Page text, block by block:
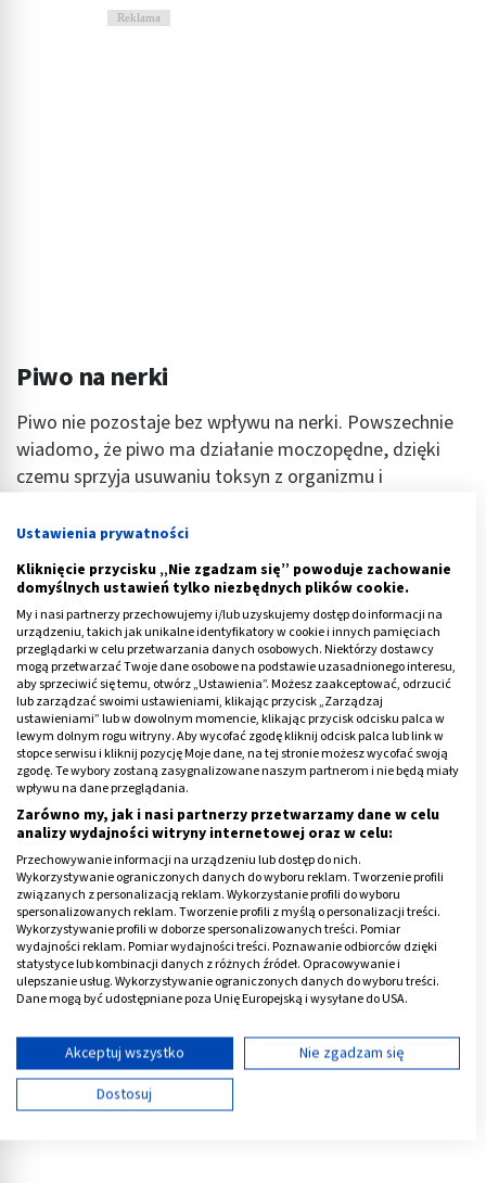
Reklama
Piwo na nerki
Piwo nie pozostaje bez wpływu na nerki. Powszechnie
wiadomo, że piwo ma działanie moczopędne, dzięki
czemu sprzyja usuwaniu toksyn z organizmu i
być jednak traktowane jako lekarstwo na chore nerki. O
ile może sprawdzić się w profilaktyce, o tyle lepiej go
unikać w poważniejszych schorzeniach.
Piwo jest także źródłem antyoksydantów sprzyjających
zachowaniu zdrowia i młodości. Nie można jednak
zapominać, że jest to przede wszystkim napój
alkoholowy i w nadmiarze wywołuje on znacznie więcej
szkody niż pożytku.
Nie warto również pić bardzo schłodzonego piwa w
pełnym słońcu, bo na pewno na zdrowie to nam nie
wyjdzie. Niemniej jednak, piwo samo w sobie ma
ogromny potencjał, z którego warto nauczyć się
korzystać.
Reklama
Ustawienia prywatności
Kliknięcie przycisku „Nie zgadzam się” powoduje zachowanie
domyślnych ustawień tylko niezbędnych plików cookie.
My i nasi partnerzy przechowujemy i/lub uzyskujemy dostęp do informacji na
urządzeniu, takich jak unikalne identyfikatory w cookie i innych pamięciach
przeglądarki w celu przetwarzania danych osobowych. Niektórzy dostawcy
mogą przetwarzać Twoje dane osobowe na podstawie uzasadnionego interesu,
aby sprzeciwić się temu, otwórz „Ustawienia”. Możesz zaakceptować, odrzucić
lub zarządzać swoimi ustawieniami, klikając przycisk „Zarządzaj
ustawieniami” lub w dowolnym momencie, klikając przycisk odcisku palca w
lewym dolnym rogu witryny. Aby wycofać zgodę kliknij odcisk palca lub link w
stopce serwisu i kliknij pozycję Moje dane, na tej stronie możesz wycofać swoją
zgodę. Te wybory zostaną zasygnalizowane naszym partnerom i nie będą miały
wpływu na dane przeglądania.
Zarówno my, jak i nasi partnerzy przetwarzamy dane w celu
analizy wydajności witryny internetowej oraz w celu:
Przechowywanie informacji na urządzeniu lub dostęp do nich.
Wykorzystywanie ograniczonych danych do wyboru reklam. Tworzenie profili
związanych z personalizacją reklam. Wykorzystanie profili do wyboru
spersonalizowanych reklam. Tworzenie profili z myślą o personalizacji treści.
Wykorzystywanie profili w doborze spersonalizowanych treści. Pomiar
wydajności reklam. Pomiar wydajności treści. Poznawanie odbiorców dzięki
statystyce lub kombinacji danych z różnych źródeł. Opracowywanie i
ulepszanie usług. Wykorzystywanie ograniczonych danych do wyboru treści.
Dane mogą być udostępniane poza Unię Europejską i wysyłane do USA.
Wyświetl listę partnerów (11 dostawców IAB)
Używamy Twoich danych w następujących celach:
Cele przetwarzania IAB:
Akceptuj wszystko
Nie zgadzam się
Dostosuj